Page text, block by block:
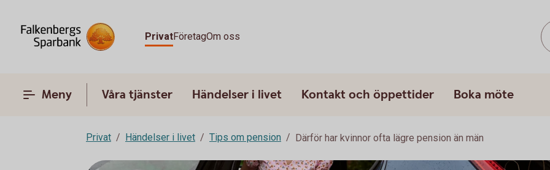
PrivatFöretagOm oss
Meny Våra tjänster Händelser i livet Kontakt och öppettider Boka möte
Privat Händelser i livet Tips om pension Därför har kvinnor ofta lägre pension än män